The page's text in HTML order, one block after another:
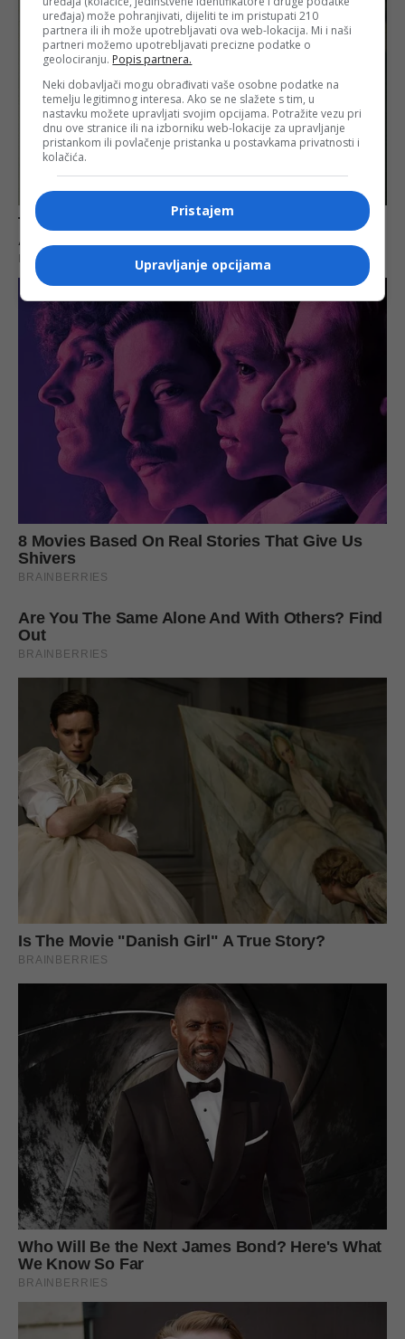
uređaja) može pohranjivati, dijeliti te im pristupati 210
partnera ili ih može upotrebljavati ova web-lokacija. Mi i naši
partneri možemo upotrebljavati precizne podatke o
geolociranju. Popis partnera.
Neki dobavljači mogu obrađivati vaše osobne podatke na
temelju legitimnog interesa. Ako se ne slažete s tim, u
nastavku možete upravljati svojim opcijama. Potražite vezu pri
dnu ove stranice ili na izborniku web-lokacije za upravljanje
pristankom ili povlačenje pristanka u postavkama privatnosti i
kolačića.
Pristajem
Upravljanje opcijama